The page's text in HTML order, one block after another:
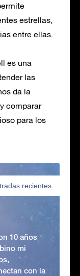
estrellas,
entre ellas.
es una
las
da la
comparar
para los
recientes
10 años
mi
con la